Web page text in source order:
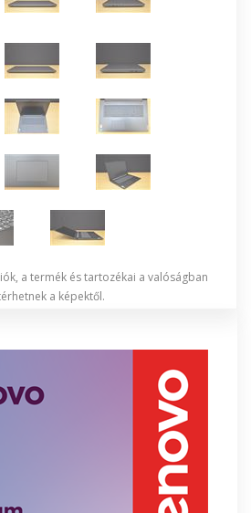
a termék és tartozékai a valóságban
a képektől.